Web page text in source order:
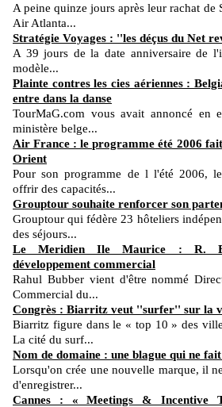
A peine quinze jours après leur rachat de
Air Atlanta...
Stratégie Voyages : ''les déçus du Net
A 39 jours de la date anniversaire de
modèle...
Plainte contres les cies aériennes :
entre dans la danse
TourMaG.com vous avait annoncé en
ministère belge...
Air France : le programme été 2006
Orient
Pour son programme de l l'été 2006,
offrir des capacités...
Grouptour souhaite renforcer son
Grouptour qui fédère 23 hôteliers
des séjours...
Le Meridien Ile Maurice : R.
développement commercial
Rahul Bubber vient d'être nommé
Commercial du...
Congrès : Biarritz veut ''surfer'' sur la
Biarritz figure dans le « top 10 » des
La cité du surf...
Nom de domaine : une blague qui ne
Lorsqu'on crée une nouvelle marque, il
d'enregistrer...
Cannes : « Meetings & Incentive